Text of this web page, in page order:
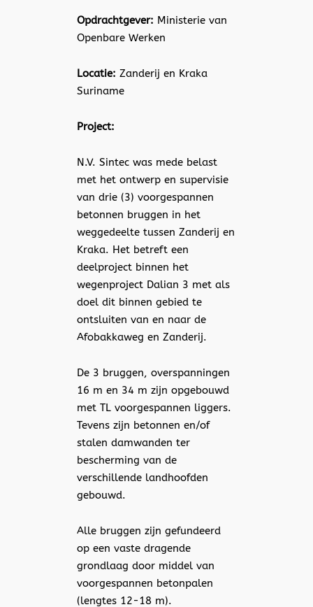
Opdrachtgever: Ministerie van
Openbare Werken
Locatie: Zanderij en Kraka
Suriname
Project:
N.V. Sintec was mede belast
met het ontwerp en supervisie
van drie (3) voorgespannen
betonnen bruggen in het
weggedeelte tussen Zanderij en
Kraka. Het betreft een
deelproject binnen het
wegenproject Dalian 3 met als
doel dit binnen gebied te
ontsluiten van en naar de
Afobakkaweg en Zanderij.
De 3 bruggen, overspanningen
16 m en 34 m zijn opgebouwd
met TL voorgespannen liggers.
Tevens zijn betonnen en/of
stalen damwanden ter
bescherming van de
verschillende landhoofden
gebouwd.
Alle bruggen zijn gefundeerd
op een vaste dragende
grondlaag door middel van
voorgespannen betonpalen
(lengtes 12-18 m).